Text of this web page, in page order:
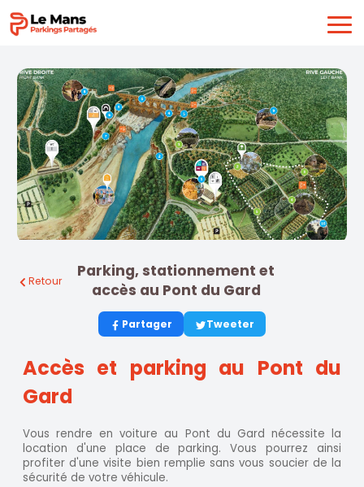
Retour
Parking, stationnement et
accès au Pont du Gard
Partager Tweeter
Accès et parking au Pont du
Gard
Vous rendre en voiture au Pont du Gard nécessite la
location d'une place de parking. Vous pourrez ainsi
profiter d'une visite bien remplie sans vous soucier de la
sécurité de votre véhicule.